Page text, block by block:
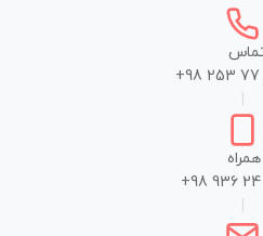
+98 253 77
+98 936 24